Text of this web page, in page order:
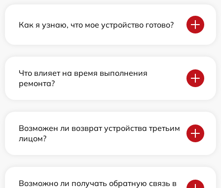
Как я узнаю, что мое устройство готово?
Что влияет на время выполнения
ремонта?
Возможен ли возврат устройства третьим
лицом?
Возможно ли получать обратную связь в